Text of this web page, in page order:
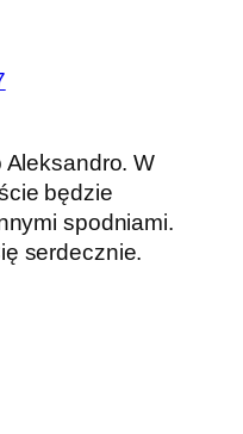
Aleksandro. W
będzie
spodniami.
serdecznie.